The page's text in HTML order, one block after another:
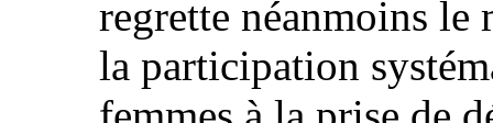
regrette néanmoins le
la participation